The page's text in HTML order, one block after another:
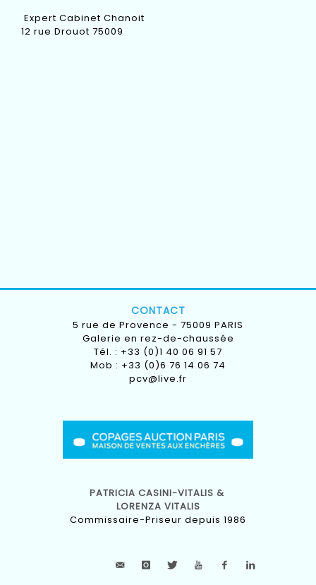
Expert Cabinet Chanoit
12 rue Drouot 75009
CONTACT
5 rue de Provence - 75009 PARIS
Galerie en rez-de-chaussée
Tél. : +33 (0)1 40 06 91 57
Mob : +33 (0)6 76 14 06 74
pcv@live.fr
PATRICIA CASINI-VITALIS &
LORENZA VITALIS
Commissaire-Priseur depuis 1986